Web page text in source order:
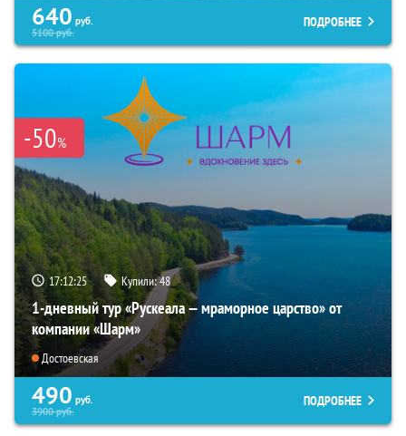
640 руб.
5100руб.
ПОДРОБНЕЕ
-50%
17:12:23 Купили:48
1-дневный тур «Рускеала — мраморное царство» от
компании «Шарм»
Достоевская
490 руб.
3900руб.
ПОДРОБНЕЕ